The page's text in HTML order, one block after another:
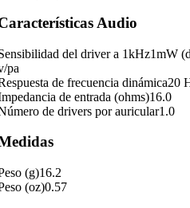
Audio
del driver a 1kHz1mW
pa
de frecuencia dinámica20
de entrada (ohms)16.0
de drivers por auricular1.0
(g)16.2
(oz)0.57